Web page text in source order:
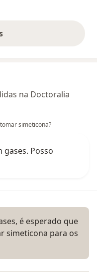
acima
na Doctoralia
simeticona?
Posso
é esperado que
simeticona para os